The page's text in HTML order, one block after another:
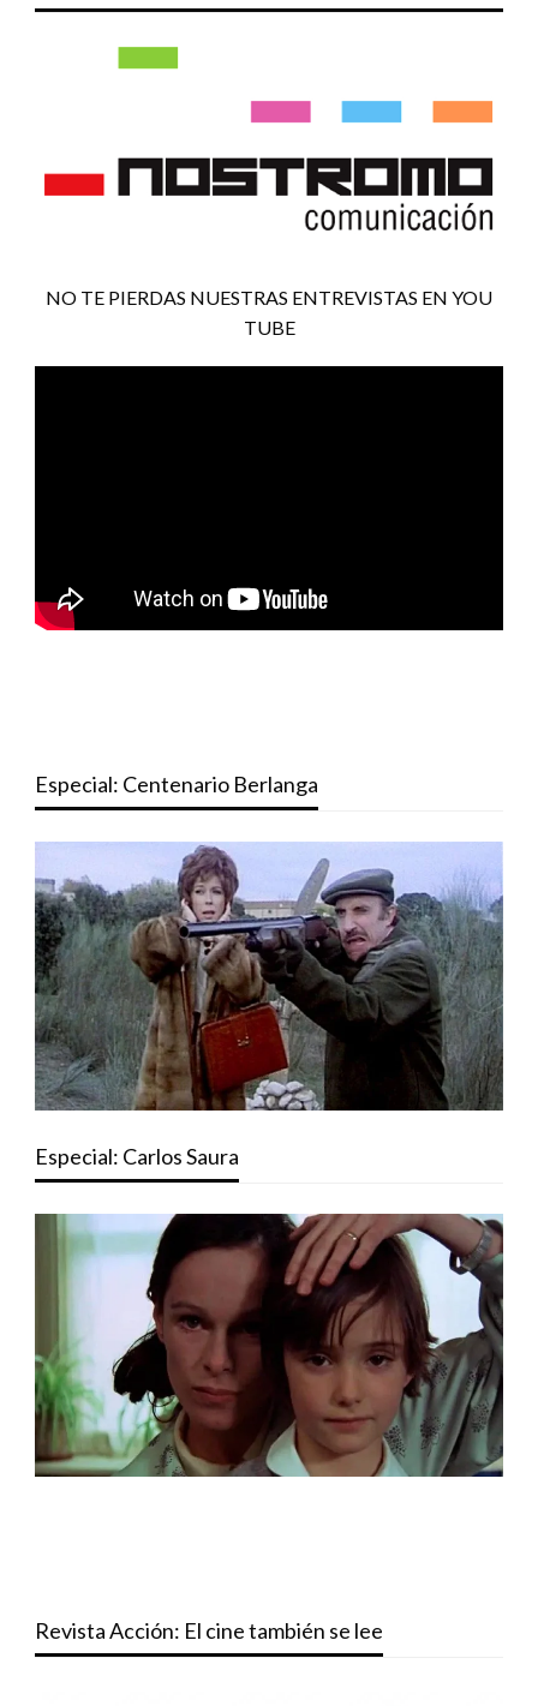
NO TE PIERDAS NUESTRAS ENTREVISTAS EN YOU
TUBE
Especial: Centenario Berlanga
Especial: Carlos Saura
Revista Acción: El cine también se lee